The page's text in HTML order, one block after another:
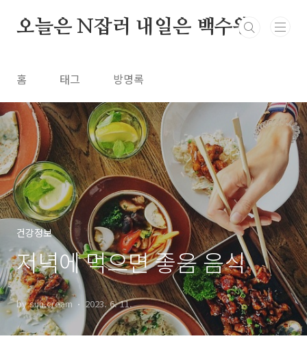
오늘은 N잡러 내일은 백수왕
홈 태그 방명록
건강정보
저녁에 먹으면 좋음 음식
by sun.cream 2023. 6. 11.